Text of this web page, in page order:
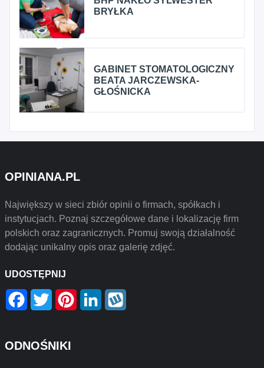
BRYŁKA
GABINET STOMATOLOGICZNY
BEATA JARCZEWSKA-
GŁOŚNICKA
OPINIANA.PL
Największy w sieci zbiór opinii o firmach, spółkach i
instytucjach. Poznaj szczegółowe dane i lokalizację firm
polskich oraz zagranicznych. Promuj swoją działalność
dodając unikalny opis oraz galerię zdjęć.
UDOSTĘPNIJ
Facebook
Twitter PinterestLinkedIn
ODNOŚNIKI